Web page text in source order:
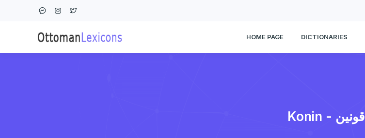
HOME PAGE DICTIONARIES
Konin - قونین